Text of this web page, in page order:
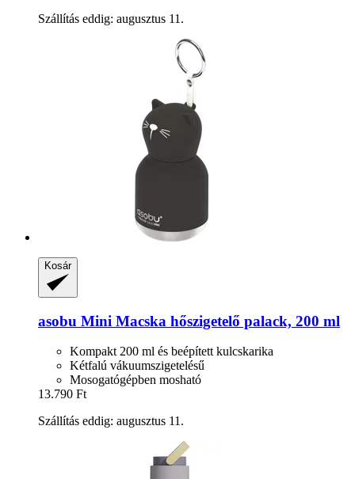
Szállítás eddig: augusztus 11.
Kosár
asobu Mini Macska hőszigetelő palack, 200 ml
Kompakt 200 ml és beépített kulcskarika
Kétfalú vákuumszigetelésű
Mosogatógépben mosható
13.790 Ft
Szállítás eddig: augusztus 11.